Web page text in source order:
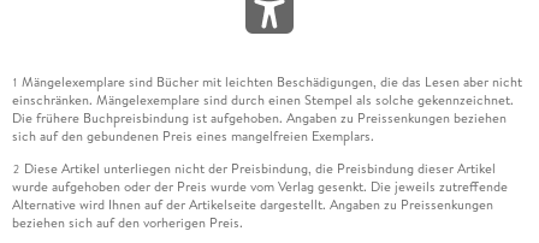
1 Mängelexemplare sind Bücher mit leichten Beschädigungen, die das Lesen aber nicht
einschränken. Mängelexemplare sind durch einen Stempel als solche gekennzeichnet.
Die frühere Buchpreisbindung ist aufgehoben. Angaben zu Preissenkungen beziehen
sich auf den gebundenen Preis eines mangelfreien Exemplars.
2 Diese Artikel unterliegen nicht der Preisbindung, die Preisbindung dieser Artikel
wurde aufgehoben oder der Preis wurde vom Verlag gesenkt. Die jeweils zutreffende
Alternative wird Ihnen auf der Artikelseite dargestellt. Angaben zu Preissenkungen
beziehen sich auf den vorherigen Preis.